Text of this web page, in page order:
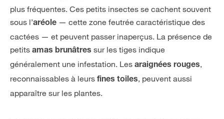
plus fréquentes. Ces petits insectes se cachent souvent
sous l’aréole — cette zone feutrée caractéristique des
cactées — et peuvent passer inaperçus. La présence de
petits amas brunâtres sur les tiges indique
généralement une infestation. Les araignées rouges,
reconnaissables à leurs fines toiles, peuvent aussi
apparaître sur les plantes.